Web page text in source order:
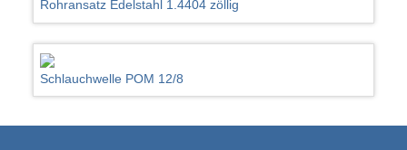
Rohransatz Edelstahl 1.4404 zöllig
Schlauchwelle POM 12/8